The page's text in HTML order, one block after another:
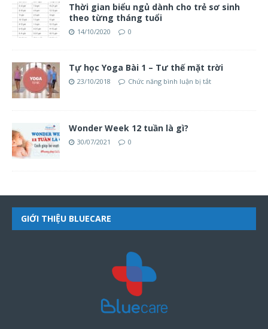
Thời gian biểu ngủ dành cho trẻ sơ sinh
theo từng tháng tuổi
14/10/2020 0
Tự học Yoga Bài 1 – Tư thế mặt trời
23/10/2018 Chức năng bình luận bị tắt
Wonder Week 12 tuần là gì?
30/07/2021 0
GIỚI THIỆU BLUECARE